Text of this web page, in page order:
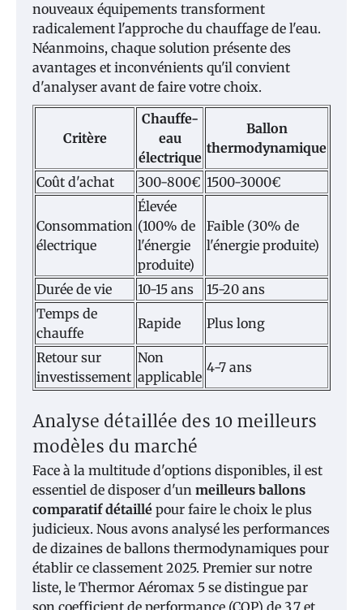
nouveaux équipements transforment
radicalement l'approche du chauffage de l'eau.
Néanmoins, chaque solution présente des
avantages et inconvénients qu'il convient
d'analyser avant de faire votre choix.
Critère
Chauffe-
eau
électrique
Ballon
thermodynamique
Coût d'achat 300-800€ 1500-3000€
Consommation
électrique
Élevée
(100% de
l'énergie
produite)
Faible (30% de
l'énergie produite)
Durée de vie 10-15 ans
15-20 ans
Temps de
chauffe
Rapide Plus long
Retour sur
investissement
Non
applicable
4-7 ans
Analyse détaillée des 10 meilleurs
modèles du marché
Face à la multitude d'options disponibles, il est
essentiel de disposer d'un meilleurs ballons
comparatif détaillé pour faire le choix le plus
judicieux. Nous avons analysé les performances
de dizaines de ballons thermodynamiques pour
établir ce classement 2025. Premier sur notre
liste, le Thermor Aéromax 5 se distingue par